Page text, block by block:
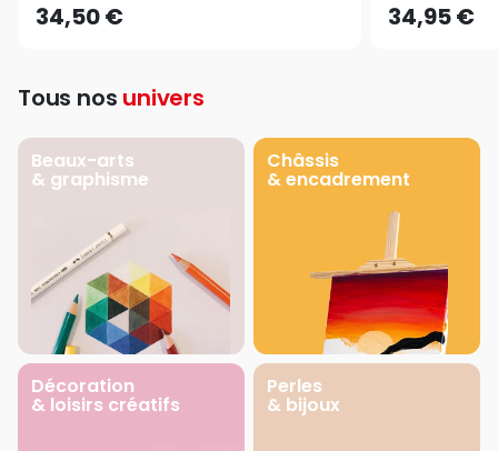
34,50 € 34,95 €
Tous nos univers
Beaux-arts
& graphisme
Châssis
& encadrement
Décoration
& loisirs créatifs
Perles
& bijoux